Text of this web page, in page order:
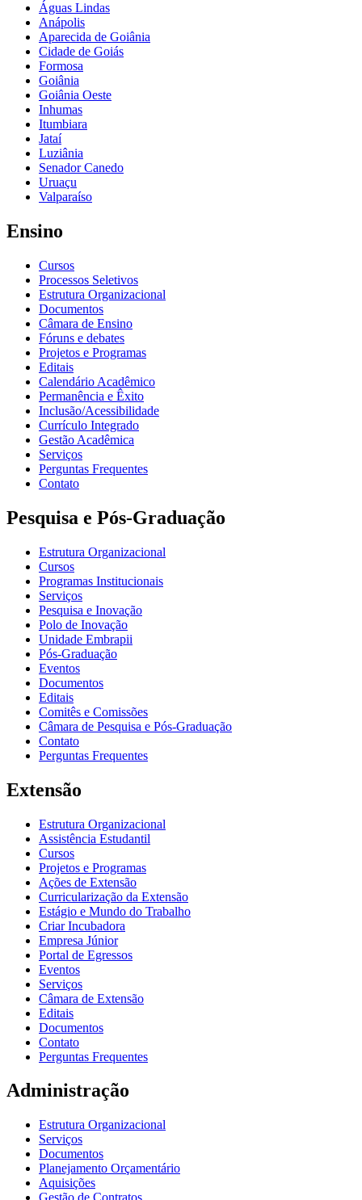
Águas Lindas
Anápolis
Aparecida de Goiânia
Cidade de Goiás
Formosa
Goiânia
Goiânia Oeste
Inhumas
Itumbiara
Jataí
Luziânia
Senador Canedo
Uruaçu
Valparaíso
Ensino
Cursos
Processos Seletivos
Estrutura Organizacional
Documentos
Câmara de Ensino
Fóruns e debates
Projetos e Programas
Editais
Calendário Acadêmico
Permanência e Êxito
Inclusão/Acessibilidade
Currículo Integrado
Gestão Acadêmica
Serviços
Perguntas Frequentes
Contato
Pesquisa e Pós-Graduação
Estrutura Organizacional
Cursos
Programas Institucionais
Serviços
Pesquisa e Inovação
Polo de Inovação
Unidade Embrapii
Pós-Graduação
Eventos
Documentos
Editais
Comitês e Comissões
Câmara de Pesquisa e Pós-Graduação
Contato
Perguntas Frequentes
Extensão
Estrutura Organizacional
Assistência Estudantil
Cursos
Projetos e Programas
Ações de Extensão
Curricularização da Extensão
Estágio e Mundo do Trabalho
Criar Incubadora
Empresa Júnior
Portal de Egressos
Eventos
Serviços
Câmara de Extensão
Editais
Documentos
Contato
Perguntas Frequentes
Administração
Estrutura Organizacional
Serviços
Documentos
Planejamento Orçamentário
Aquisições